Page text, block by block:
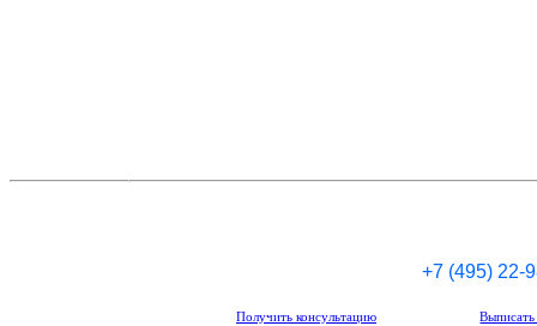
+7 (495) 22-
Получить консультацию